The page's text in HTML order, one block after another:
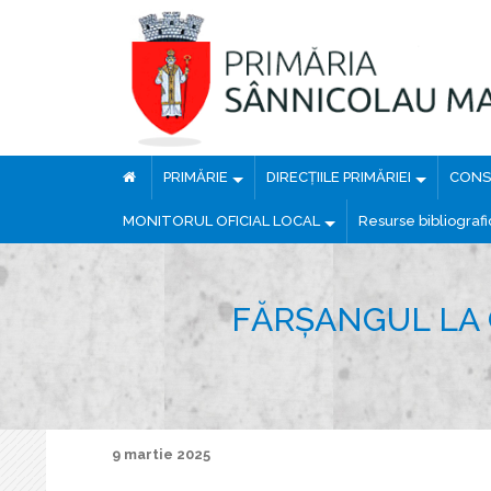
PRIMĂRIE DIRECȚIILE PRIMĂRIEI
MONITORUL OFICIAL LOCAL Resurse
FĂRȘANGUL
9 martie 2025